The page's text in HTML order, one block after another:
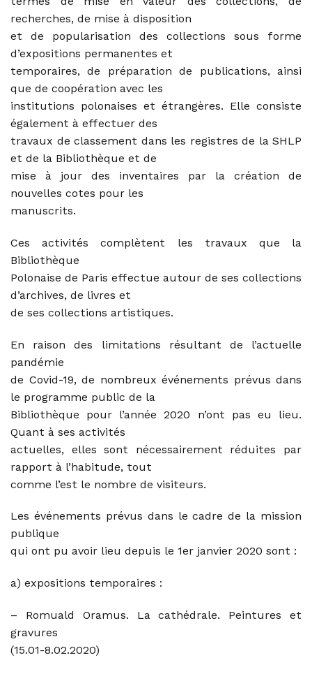
recherches, de mise à disposition
et de popularisation des collections sous forme
d’expositions permanentes et
temporaires, de préparation de publications, ainsi
que de coopération avec les
institutions polonaises et étrangères. Elle consiste
également à effectuer des
travaux de classement dans les registres de la SHLP
et de la Bibliothèque et de
mise à jour des inventaires par la création de
nouvelles cotes pour les
manuscrits.
Ces activités complètent les travaux que la
Bibliothèque
Polonaise de Paris effectue autour de ses collections
d’archives, de livres et
de ses collections artistiques.
En raison des limitations résultant de l’actuelle
pandémie
de Covid-19, de nombreux événements prévus dans
le programme public de la
Bibliothèque pour l’année 2020 n’ont pas eu lieu.
Quant à ses activités
actuelles, elles sont nécessairement réduites par
rapport à l’habitude, tout
comme l’est le nombre de visiteurs.
Les événements prévus dans le cadre de la mission
publique
qui ont pu avoir lieu depuis le 1er janvier 2020 sont :
a) expositions temporaires :
– Romuald Oramus. La cathédrale. Peintures et
gravures
(15.01-8.02.2020)